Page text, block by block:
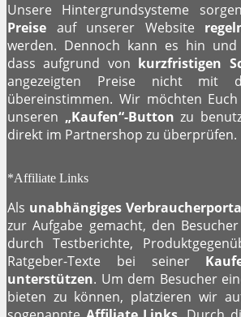
Unsere Hintergrundsysteme
Preise auf unserer Website
werden. Dennoch kann es hin und
dass aufgrund von kurzfristigen
angezeigten Preise nicht mit
übereinstimmen. Wir möchten
unseren „Kaufen“-Button zu
direkt im Partnershop zu überprüfen.
*Affiliate Links
Als unabhängiges
zur Aufgabe gemacht, den
durch Testberichte,
Ratgeber-Texte bei seiner
unterstützen. Um dem Besucher
bieten zu können, platzieren wir